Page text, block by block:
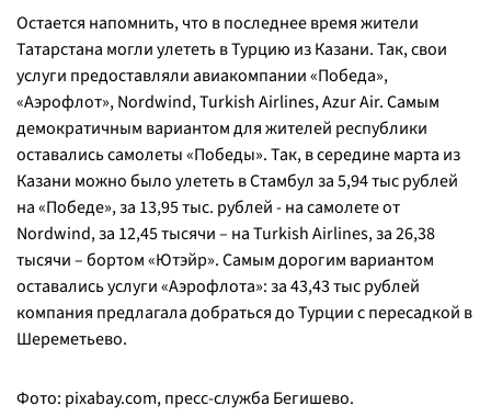
Остается напомнить, что в последнее время жители
Татарстана могли улететь в Турцию из Казани. Так, свои
услуги предоставляли авиакомпании «Победа»,
«Аэрофлот», Nordwind, Turkish Airlines, Azur Air. Самым
демократичным вариантом для жителей республики
оставались самолеты «Победы». Так, в середине марта из
Казани можно было улететь в Стамбул за 5,94 тыс рублей
на «Победе», за 13,95 тыс. рублей - на самолете от
Nordwind, за 12,45 тысячи – на Turkish Airlines, за 26,38
тысячи – бортом «Ютэйр». Самым дорогим вариантом
оставались услуги «Аэрофлота»: за 43,43 тыс рублей
компания предлагала добраться до Турции с пересадкой в
Шереметьево.
Фото: pixabay.com, пресс-служба Бегишево.